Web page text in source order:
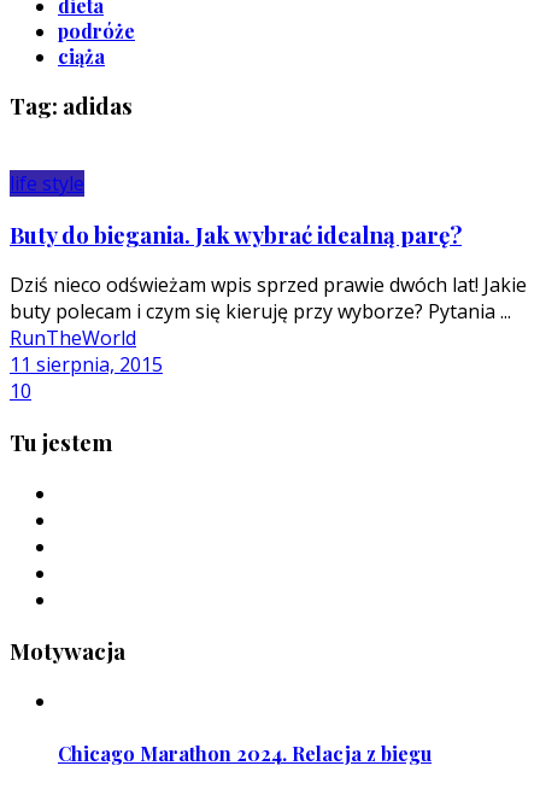
podróże
ciąża
Tag: adidas
life style
Buty do biegania. Jak wybrać idealną parę?
Dziś nieco odświeżam wpis sprzed prawie dwóch lat! Jakie
buty polecam i czym się kieruję przy wyborze? Pytania ...
RunTheWorld
11 sierpnia, 2015
10
Tu jestem
Motywacja
Chicago Marathon 2024. Relacja z biegu